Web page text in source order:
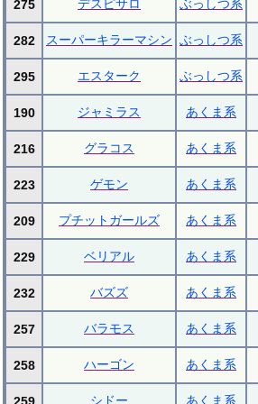
275 デスピサロ ぶっしつ系
282 スーパーキラーマシン ぶっしつ系
295 エスターク ぶっしつ系
190 ジャミラス あくま系
216 グラコス あくま系
223 ゲモン あくま系
209 プチットガールズ あくま系
229 ベリアル あくま系
232 バズズ あくま系
257 バラモス あくま系
258 ハーゴン あくま系
シドー あくま系